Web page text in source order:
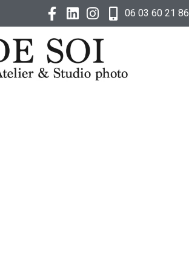
06 03 60 21 86